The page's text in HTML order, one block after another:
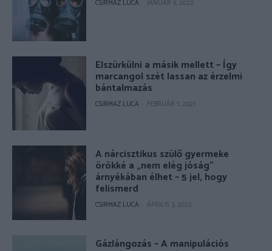
CSIRMAZ LUCA JANUÁR 9, 2022
Elszürkülni a másik mellett – Így
marcangol szét lassan az érzelmi
bántalmazás
CSIRMAZ LUCA FEBRUÁR 1, 2021
A nárcisztikus szülő gyermeke
örökké a „nem elég jóság”
árnyékában élhet – 5 jel, hogy
felismerd
CSIRMAZ LUCA ÁPRILIS 3, 2022
Gázlángozás – A manipulációs